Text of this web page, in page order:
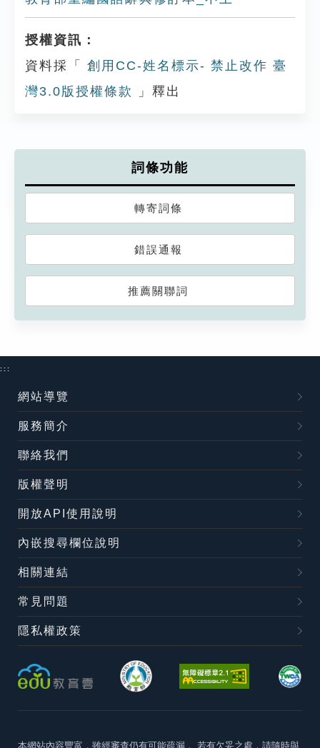
授權資訊：
資料採「
創用CC-姓名標示- 禁止改作 臺
灣3.0版授權條款
」釋出
詞條功能
轉寄詞條
錯誤通報
推薦關聯詞
:::
網站導覽
服務簡介
聯絡我們
版權聲明
開放API使用說明
內嵌搜尋欄位說明
相關連結
常見問題
隱私權政策
本網站內容豐富，雖經審查仍有可能疏漏， 若有欠妥之處，請隨時與